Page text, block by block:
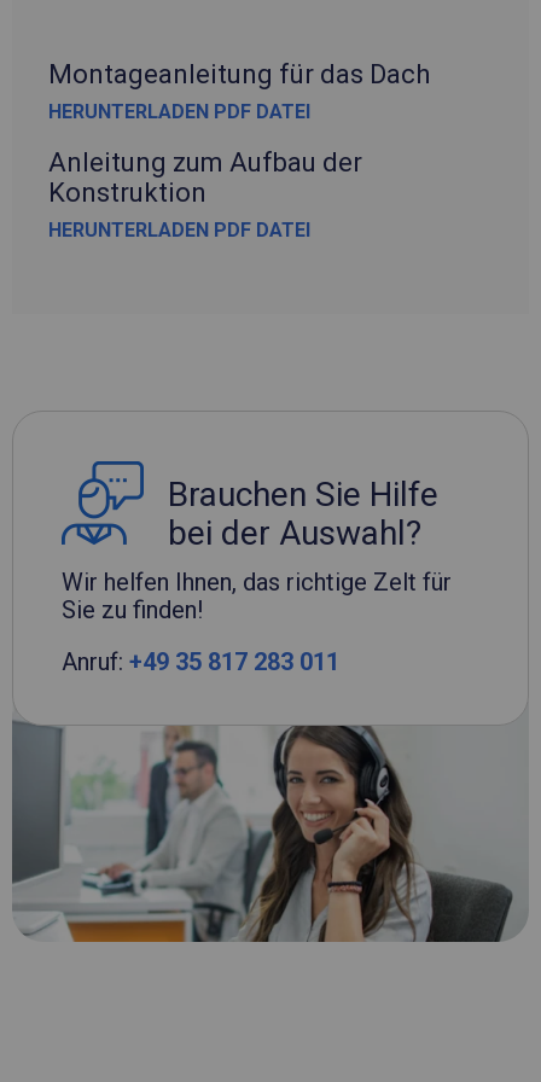
Montageanleitung für das Dach
HERUNTERLADEN PDF DATEI
Anleitung zum Aufbau der
Konstruktion
HERUNTERLADEN PDF DATEI
Brauchen Sie Hilfe
bei der Auswahl?
Wir helfen Ihnen, das richtige Zelt für
Sie zu finden!
Anruf: +49 35 817 283 011